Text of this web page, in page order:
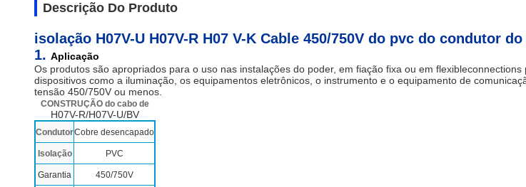
Descrição Do Produto
isolação H07V-U H07V-R H07 V-K Cable 450/750V do pvc do condutor
1. Aplicação
Os produtos são apropriados para o uso nas instalações do poder, em fiação fixa ou em flexibleconnections
dispositivos como a iluminação, os equipamentos eletrônicos, o instrumento e o equipamento de
tensão 450/750V ou menos.
CONSTRUÇÃO do cabo de
H07V-R/H07V-U/BV
CondutorCobre desencapado
Isolação PVC
Garantia 450/750V